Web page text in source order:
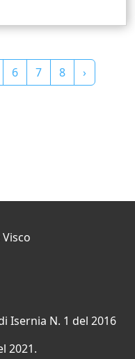
6 7 8 ›
Isernia N. 1 del 2016
2021.